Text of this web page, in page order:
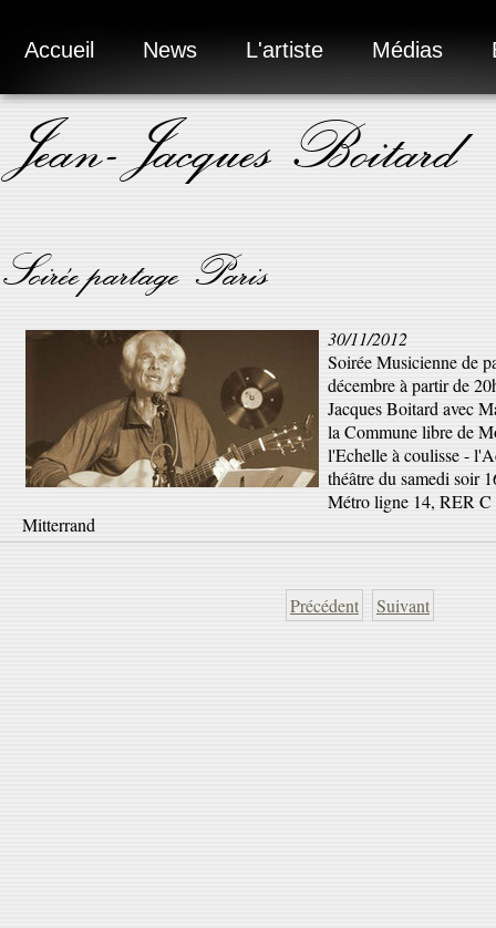
Accueil News L'artiste Médias
Jean-Jacques Boitard
Soirée partage Paris
30/11/2012
Soirée Musicienne de
décembre à partir de
Jacques Boitard avec
la Commune libre de
l'Echelle à coulisse -
théâtre du samedi soir
Métro ligne 14, RER
Mitterrand
Précédent Suivant